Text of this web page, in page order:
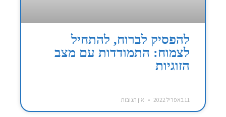
להפסיק לברוח, להתחיל
לצמוח: התמודדות עם מצב
הזוגיות
11 באפריל 2022 אין תגובות